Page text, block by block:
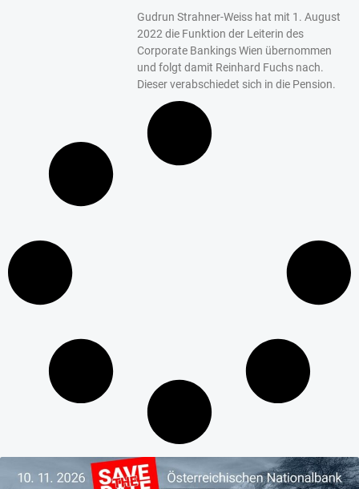
Gudrun Strahner-Weiss hat mit 1. August
2022 die Funktion der Leiterin des
Corporate Bankings Wien übernommen
und folgt damit Reinhard Fuchs nach.
Dieser verabschiedet sich in die Pension.